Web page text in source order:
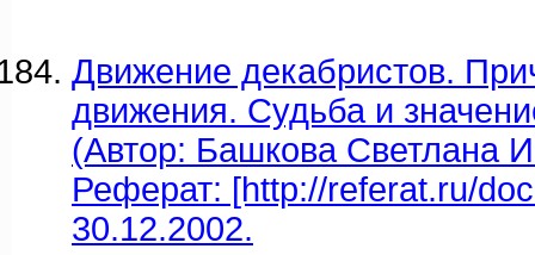
Движение декабристов.
движения. Судьба и
(Автор: Башкова Светлана
Реферат: [http://referat.ru/
30.12.2002.